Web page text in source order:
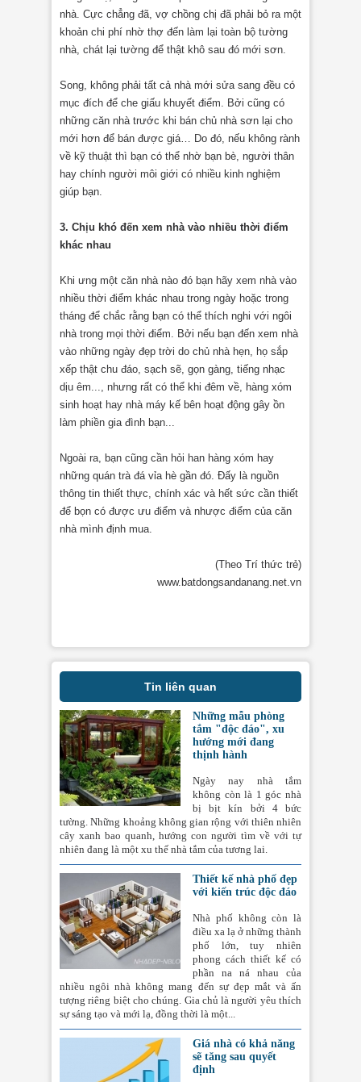
nhà. Cực chẳng đã, vợ chồng chị đã phải bỏ ra một
khoản chi phí nhờ thợ đến làm lại toàn bộ tường
nhà, chát lại tường để thật khô sau đó mới sơn.
Song, không phải tất cả nhà mới sửa sang đều có
mục đích để che giấu khuyết điểm. Bởi cũng có
những căn nhà trước khi bán chủ nhà sơn lại cho
mới hơn để bán được giá… Do đó, nếu không rành
về kỹ thuật thì bạn có thể nhờ bạn bè, người thân
hay chính người môi giới có nhiều kinh nghiệm
giúp bạn.
3. Chịu khó đến xem nhà vào nhiều thời điểm
khác nhau
Khi ưng một căn nhà nào đó bạn hãy xem nhà vào
nhiều thời điểm khác nhau trong ngày hoặc trong
tháng để chắc rằng bạn có thể thích nghi với ngôi
nhà trong mọi thời điểm. Bởi nếu bạn đến xem nhà
vào những ngày đẹp trời do chủ nhà hẹn, họ sắp
xếp thật chu đáo, sạch sẽ, gọn gàng, tiếng nhạc
dịu êm..., nhưng rất có thể khi đêm về, hàng xóm
sinh hoạt hay nhà máy kế bên hoạt động gây ồn
làm phiền gia đình bạn...
Ngoài ra, bạn cũng cần hỏi han hàng xóm hay
những quán trà đá vỉa hè gần đó. Đấy là nguồn
thông tin thiết thực, chính xác và hết sức cần thiết
để bọn có được ưu điểm và nhược điểm của căn
nhà mình định mua.
(Theo Trí thức trẻ)
www.batdongsandanang.net.vn
Tin liên quan
Những mẫu phòng
tắm "độc đáo", xu
hướng mới đang
thịnh hành
Ngày nay nhà tắm
không còn là 1 góc nhà
bị bịt kín bởi 4 bức
tường. Những khoảng không gian rộng với thiên nhiên
cây xanh bao quanh, hướng con người tìm về với tự
nhiên đang là một xu thế nhà tắm của tương lai.
Thiết kế nhà phố đẹp
với kiến trúc độc đáo
Nhà phố không còn là
điều xa lạ ở những thành
phố lớn, tuy nhiên
phong cách thiết kế có
phần na ná nhau của
nhiều ngôi nhà không mang đến sự đẹp mắt và ấn
tượng riêng biệt cho chúng. Gia chủ là người yêu thích
sự sáng tạo và mới lạ, đồng thời là một...
Giá nhà có khả năng
sẽ tăng sau quyết
định